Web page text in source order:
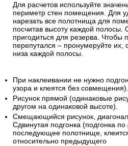
Для расчетов используйте
периметр стен помещения. Для
нарезать все полотнища для
посчитав высоту каждой полосы.
пригодиться для резерва. Чтобы
перепутался – пронумеруйте их,
низа каждой полосы.
При наклеивании не нужно
узора и клеятся без совмещения).
Рисунок прямой (одинаковые
другом на одинаковой высоте).
Смещающийся рисунок,
Сдвинутая подгонка (подгонка по
последующее полотнище,
относительно предыдущего